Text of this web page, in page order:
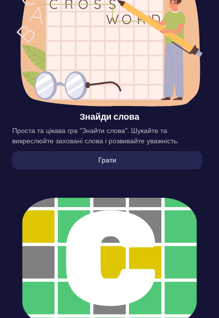
Знайди слова
Проста та цікава гра “Знайти слова”. Шукайте та
викреслюйте заховані слова і розвивайте уважність.
Грати